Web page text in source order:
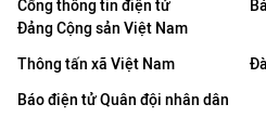
Cổng thông tin điện tử
Đảng Cộng sản Việt Nam
Thông tấn xã Việt Nam
Báo điện tử Quân đội nhân dân